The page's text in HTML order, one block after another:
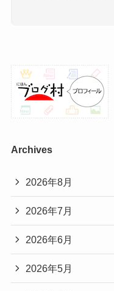
Archives
2026年8月
2026年7月
2026年6月
2026年5月